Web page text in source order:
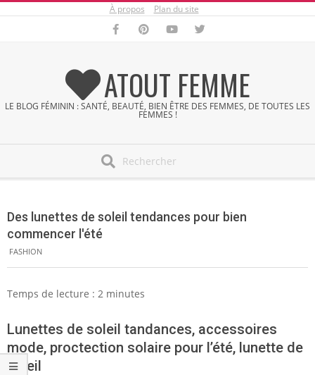
À propos Plan du site
ATOUT FEMME
LE BLOG FÉMININ : SANTÉ, BEAUTÉ, BIEN ÊTRE DES FEMMES, DE TOUTES LES
FEMMES !
Menu
Des lunettes de soleil tendances pour bien
commencer l'été
FASHION
Temps de lecture : 2 minutes
Lunettes de soleil tandances, accessoires
mode, proctection solaire pour l’été, lunette de
soleil